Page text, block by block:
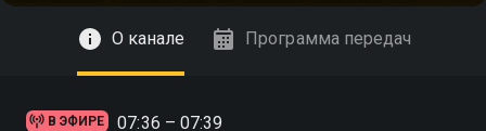
О канале Программа передач
В ЭФИРЕ 07:36 – 07:39